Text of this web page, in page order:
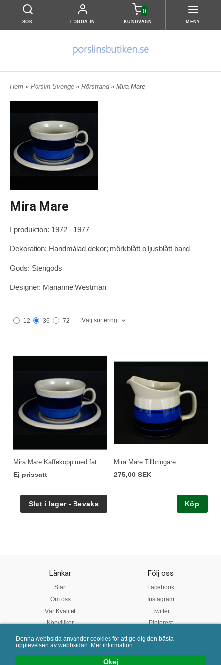
Okej
Denna webbsida använder cookies för att ge dig den bästa
upplevelsen av webbsidan. Mer information
SÖK LOGGA IN
0
KUNDVAGN MENY
Hem » Porslin Sverige » Rörstrand » Mira Mare
Mira Mare
I produktion: 1972 - 1977
Dekoration: Handmålad dekor; mörkblått o ljusblått band
Gods: Stengods
Designer: Marianne Westman
12 36 72 Välj sortering
Mira Mare Kaffekopp med fat
Ej prissatt
Mira Mare Tillbringare
275,00 SEK
Köp
Länkar
Start
Om oss
Vår Kvalitet
Köpvillkor
Följ oss
Facebook
Instagram
Twitter
Pinterest
eValent Group